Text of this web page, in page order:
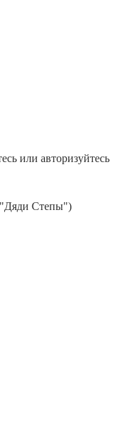
или авторизуйтесь
"Дяди Степы")